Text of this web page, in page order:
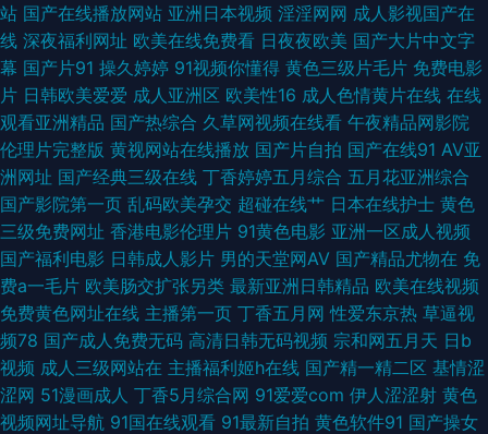
成人性爱 亚洲天堂久久在线 婷婷五月深爱激情 日韩撸AV 欧美BB 欧美BB 国
产不卡操逼 91草视频成人 国产久艹精品 日韩免费 在线91VA视频 www色色
网站 婷婷激情五月天小说 影音先锋AV资源人妻 91视在线视频 传媒视频在线
观看 俺去啦最新网址 国产99操逼 成人在线网站 国产精品久久66 丁香五月激
情一本道 草妇福利视频福利 欧美日韩国产操逼网 三级片男人的天堂 五月天
午夜福利 69麻豆 伊人成人直播 91av白丝视频 亚洲夜夜蜜桃 91日本在线视
频 亚洲一区二区三区婷婷 九九伦理免费宅男 91视频在线观看18 青青草原伊
人网在线 操鸡网站 91豆花吃瓜视频 久久思精品视频 WWW黑丝avCOM 91
站 国产在线播放网站 亚洲日本视频 淫淫网网 成人影视国产在
线 深夜福利网址 欧美在线免费看 日夜夜欧美 国产大片中文字
幕 国产片91 操久婷婷 91视频你懂得 黄色三级片毛片 免费电影
片 日韩欧美爱爱 成人亚洲区 欧美性16 成人色情黄片在线 在线
观看亚洲精品 国产热综合 久草网视频在线看 午夜精品网影院
伦理片完整版 黄视网站在线播放 国产片自拍 国产在线91 AV亚
洲网址 国产经典三级在线 丁香婷婷五月综合 五月花亚洲综合
国产影院第一页 乱码欧美孕交 超碰在线艹 日本在线护士 黄色
三级免费网址 香港电影伦理片 91黄色电影 亚洲一区成人视频
国产福利电影 日韩成人影片 男的天堂网AV 国产精品尤物在 免
费a一毛片 欧美肠交扩张另类 最新亚洲日韩精品 欧美在线视频
免费黄色网址在线 主播第一页 丁香五月网 性爱东京热 草逼视
频78 国产成人免费无码 高清日韩无码视频 宗和网五月天 日b
视频 成人三级网站在 主播福利姬h在线 国产精一精二区 基情涩
涩网 51漫画成人 丁香5月综合网 91爱爱com 伊人涩涩射 黄色
视频网址导航 91国在线观看 91最新自拍 黄色软件91 国产操女